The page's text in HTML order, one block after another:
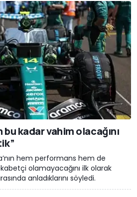
kadar vahim olacağını
hem performans hem de
olamayacağını ilk olarak
anladıklarını söyledi.